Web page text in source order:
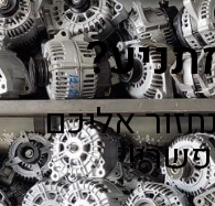
אליכם